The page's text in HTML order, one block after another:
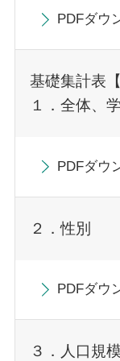
PDFダウ
基礎集計表
１．全体、
PDFダウ
２．性別
PDFダウ
３．人口規